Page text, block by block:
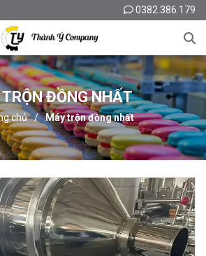
0382.386.179
ĐỒNG NHẤT
chủ Máy trộn đồng nhất